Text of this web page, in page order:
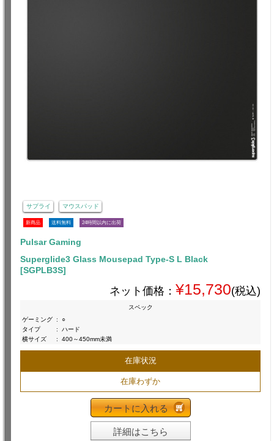
サプライ マウスパッド
新商品 送料無料 24時間以内に出荷
Pulsar Gaming
Superglide3 Glass Mousepad Type-S L Black
[SGPLB3S]
ネット価格： ¥15,730(税込)
スペック
ゲーミング :
○
タイプ
:
ハード
横サイズ
: 400～450mm未満
在庫状況
在庫わずか
カートに入れる
詳細はこちら